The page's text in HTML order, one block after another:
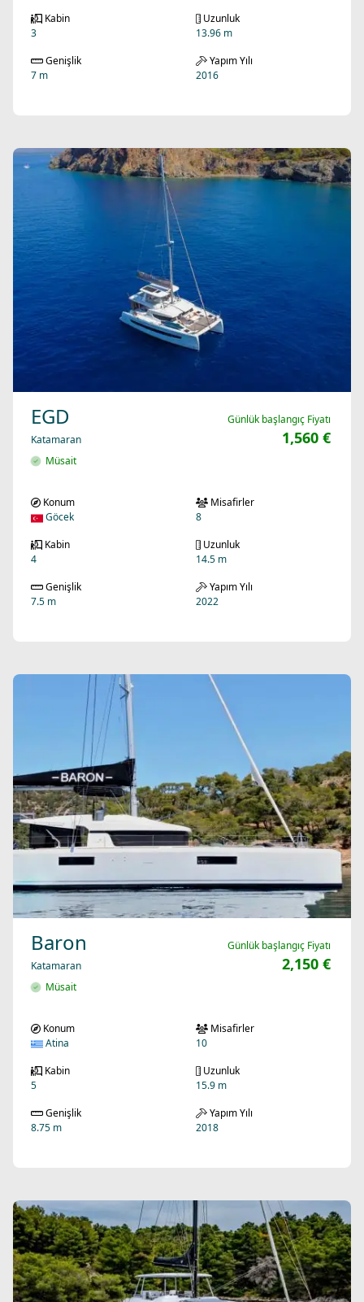
Kabin
3
Uzunluk
13.96 m
Genişlik
7 m
Yapım Yılı
2016
EGD
Katamaran
Müsait
Günlük başlangıç Fiyatı
1,560 €
Konum
Göcek
Misafirler
8
Kabin
4
Uzunluk
14.5 m
Genişlik
7.5 m
Yapım Yılı
2022
Baron
Katamaran
Müsait
Günlük başlangıç Fiyatı
2,150 €
Konum
Atina
Misafirler
10
Kabin
5
Uzunluk
15.9 m
Genişlik
8.75 m
Yapım Yılı
2018